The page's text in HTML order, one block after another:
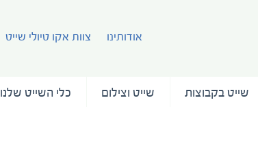
אודותינו צוות אקו טיולי שייט
שייט בקבוצות שייט וצילום כלי השייט שלנו